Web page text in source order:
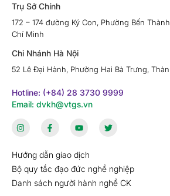
Trụ Sở Chính
172 – 174 đường Ký Con, Phường Bến
Chí Minh
Chi Nhánh Hà Nội
52 Lê Đại Hành, Phường Hai Bà Trưng,
Hotline: (+84) 28 3730 9999
Email: dvkh@vtgs.vn
Hướng dẫn giao dịch
Bộ quy tắc đạo đức nghề nghiệp
Danh sách người hành nghề CK